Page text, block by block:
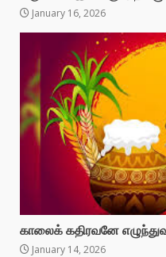
January 16, 2026
காலைக் கதிரவனே
January 14, 2026